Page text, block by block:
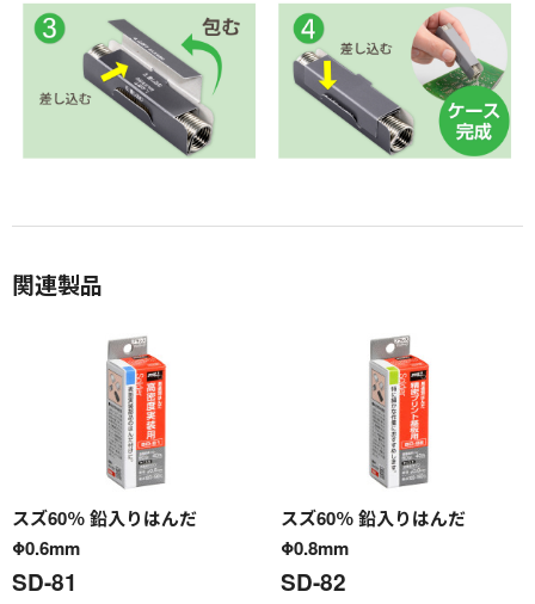
関連製品
スズ60％ 鉛入りはんだ
Φ0.6mm
SD-81
スズ60％ 鉛入りはんだ
Φ0.8mm
SD-82